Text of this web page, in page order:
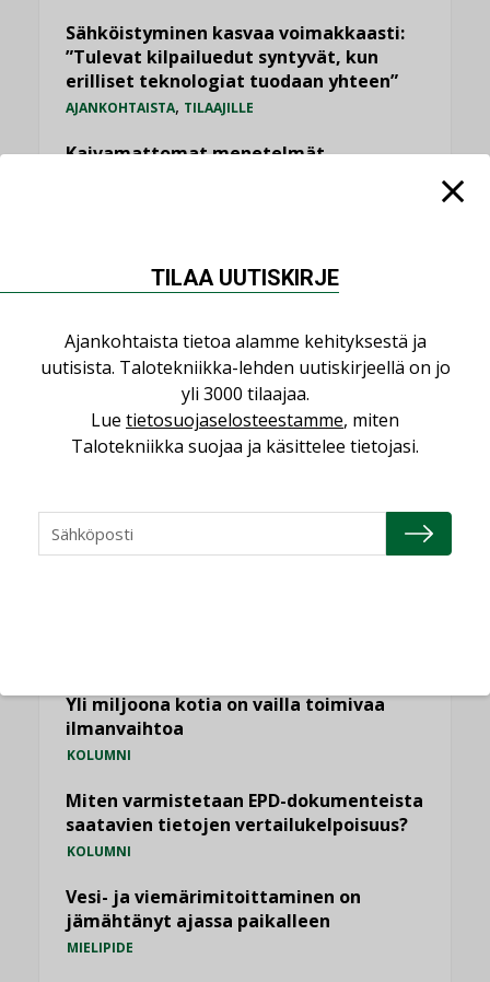
Sähköistyminen kasvaa voimakkaasti:
”Tulevat kilpailuedut syntyvät, kun
erilliset teknologiat tuodaan yhteen”
AJANKOHTAISTA, TILAAJILLE
Kaivamattomat menetelmät
LEHDEN ARTIKKELIT
KATSO KAIKKI
Puheista tekoihin – uusin teknologia
käyttöön kiinteistöissä
Yli miljoona kotia on vailla toimivaa
ilmanvaihtoa
KOLUMNI
Miten varmistetaan EPD-dokumenteista
saatavien tietojen vertailukelpoisuus?
KOLUMNI
Vesi- ja viemärimitoittaminen on
jämähtänyt ajassa paikalleen
MIELIPIDE
TILAA UUTISKIRJE
Ajankohtaista tietoa alamme kehityksestä ja
uutisista. Talotekniikka-lehden uutiskirjeellä on jo
yli 3000 tilaajaa.
Lue tietosuojaselosteestamme, miten
Talotekniikka suojaa ja käsittelee tietojasi.